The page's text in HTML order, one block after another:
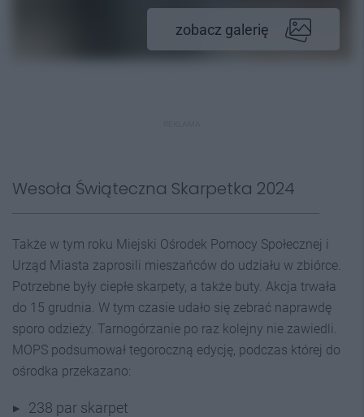
zobacz galerię
Wesoła Świąteczna Skarpetka 2024
Także w tym roku Miejski Ośrodek Pomocy Społecznej i
Urząd Miasta zaprosili mieszańców do udziału w zbiórce.
Potrzebne były ciepłe skarpety, a także buty. Akcja trwała
do 15 grudnia. W tym czasie udało się zebrać naprawdę
sporo odzieży. Tarnogórzanie po raz kolejny nie zawiedli.
MOPS podsumował tegoroczną edycję, podczas której do
ośrodka przekazano:
238 par skarpet